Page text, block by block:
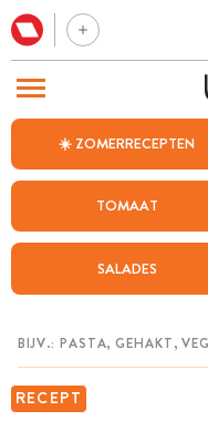
☀️ ZOMERRECEPTEN
TOMAAT
SALADES
RECEPT
BEZOEK ONZE ANDERE WEBSITES
WEEKMENU
CHAT MET MAIA
MIJN BEWAARDE RECEPTEN